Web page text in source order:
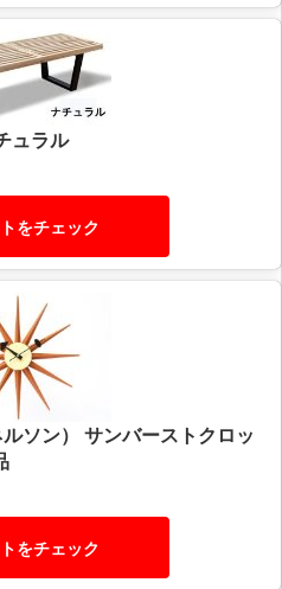
ュラル
をチェック
ソン） サンバーストクロッ
をチェック